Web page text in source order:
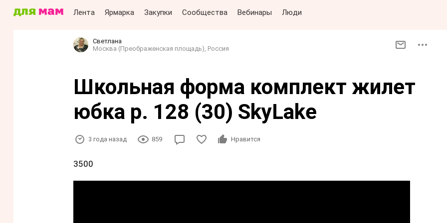
Лента Ярмарка Закупки Сообщества Вебинары Люди
Светлана
Москва (Преображенская площадь), Россия
Школьная форма комплект жилет
юбка р. 128 (30) SkyLake
3 года назад 859 Нравится
3500